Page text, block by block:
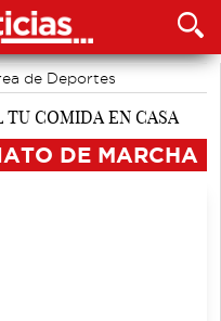
de Deportes
DE MARCHA